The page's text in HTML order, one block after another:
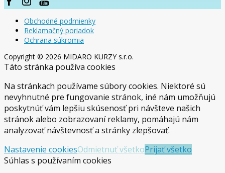
Obchodné podmienky
Reklamačný poriadok
Ochrana súkromia
Copyright © 2026 MIDARO KURZY s.r.o.
Táto stránka používa cookies
Na stránkach používame súbory cookies. Niektoré sú
nevyhnutné pre fungovanie stránok, iné nám umožňujú
poskytnúť vám lepšiu skúsenosť pri návšteve našich
stránok alebo zobrazovaní reklamy, pomáhajú nám
analyzovať návštevnosť a stránky zlepšovať.
Nastavenie cookiesOdmietnuť všetkoPrijať všetko
Súhlas s používaním cookies